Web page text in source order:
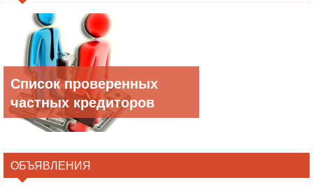
Список проверенных
частных кредиторов
ОБЪЯВЛЕНИЯ